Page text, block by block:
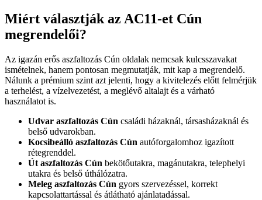
Miért választják az AC11-et Cún
megrendelői?
Az igazán erős aszfaltozás Cún oldalak nemcsak kulcsszavakat
ismételnek, hanem pontosan megmutatják, mit kap a megrendelő.
Nálunk a prémium szint azt jelenti, hogy a kivitelezés előtt felmérjük
a terhelést, a vízelvezetést, a meglévő altalajt és a várható
használatot is.
Udvar aszfaltozás Cún családi házaknál, társasházaknál és
belső udvarokban.
Kocsibeálló aszfaltozás Cún autóforgalomhoz igazított
rétegrenddel.
Út aszfaltozás Cún bekötőutakra, magánutakra, telephelyi
utakra és belső úthálózatra.
Meleg aszfaltozás Cún gyors szervezéssel, korrekt
kapcsolattartással és átlátható ajánlatadással.